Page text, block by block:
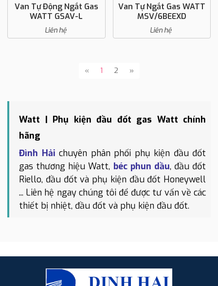
Van Tự Động Ngắt Gas
WATT GSAV-L
Liên hệ
Van Tự Ngắt Gas WATT
MSV/6BEEXD
Liên hệ
« 1 2 »
Watt | Phụ kiện đầu đốt gas Watt chính
hãng
Đình Hải chuyên phân phối phụ kiện đầu đốt
gas thương hiệu Watt, béc phun dầu, đầu đốt
Riello, đầu đốt và phụ kiện đầu đốt Honeywell
... Liên hệ ngay chúng tôi để được tư vấn về các
thiết bị nhiệt, đầu đốt và phụ kiện đầu đốt.